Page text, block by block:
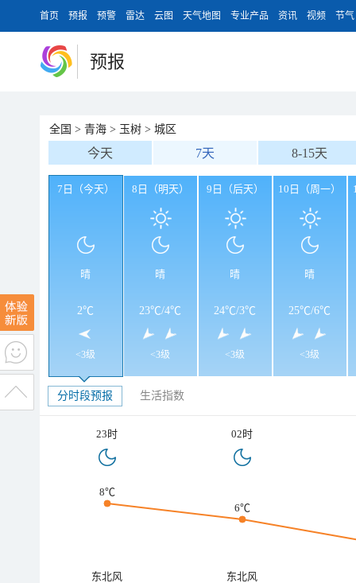
首页 预报 预警 雷达 云图 天气地图 专业产品 资讯 视频 节气
预报
全国 > 青海 > 玉树 > 城区
今天 7天 8-15天
7日（今天）
晴
2℃
<3级
8日（明天）
晴
23℃/4℃
<3级
9日（后天）
晴
24℃/3℃
<3级
10日（周一）
晴
25℃/6℃
<3级
分时段预报 生活指数
23时 02时
8℃
6℃
东北风
东北风